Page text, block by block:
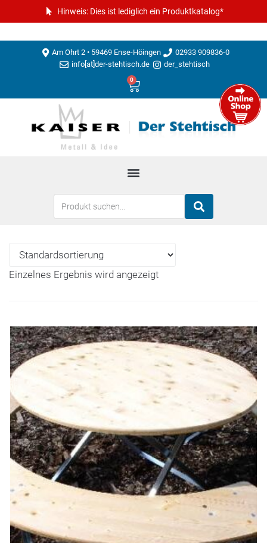
Hinweis: Dies ist lediglich ein Produktkatalog*
Am Ohrt 2 • 59469 Ense-Höingen
02933 909836-0
info[at]der-stehtisch.de
der_stehtisch
0
Einzelnes Ergebnis wird angezeigt